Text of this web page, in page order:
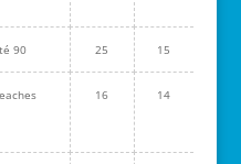
90 25 15
16 14